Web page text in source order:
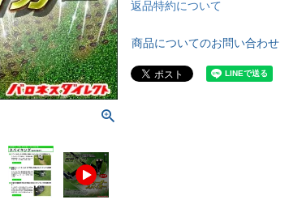
返品特約について
商品についてのお問い合わせ